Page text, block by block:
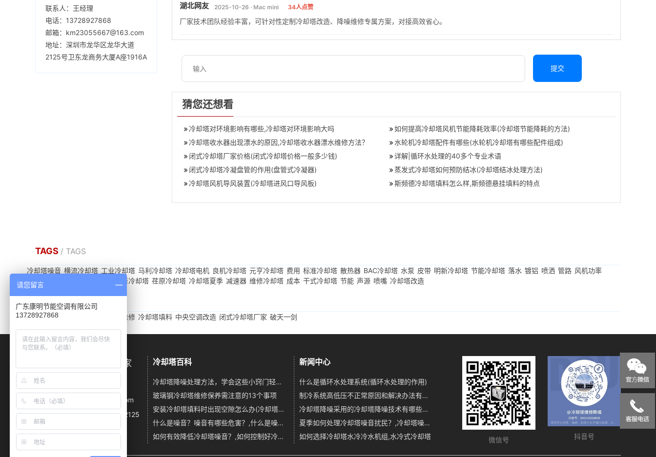
联系人：王经理
电话：13728927868
邮箱：km23055667@163.com
地址：深圳市龙华区龙华大道
2125号卫东龙商务大厦A座1916A
湖北网友 2025-10-26 · Mac mini 34人点赞
厂家技术团队经验丰富，可针对性定制冷却塔改造、降噪维修专属方案，对接高效省心。
提交
猜您还想看
冷却塔对环境影响有哪些,冷却塔对环境影响大吗
如何提高冷却塔风机节能降耗效率(冷却塔节能降耗的方法)
冷却塔收水器出现漂水的原因,冷却塔收水器漂水维修方法？
水轮机冷却塔配件有哪些(水轮机冷却塔有哪些配件组成)
闭式冷却塔厂家价格(闭式冷却塔价格一般多少钱)
详解|循环水处理的40多个专业术语
闭式冷却塔冷凝盘管的作用(盘管式冷凝器)
蒸发式冷却塔如何预防结冰(冷却塔结冰处理方法)
冷却塔风机导风装置(冷却塔进风口导风板)
斯频德冷却塔填料怎么样,斯频德悬挂填料的特点
TAGS / TAGS
冷却塔噪音 横流冷却塔 工业冷却塔 马利冷却塔 冷却塔电机 良机冷却塔 元亨冷却塔 费用 标准冷却塔 散热器 BAC冷却塔 水泵 皮带 明新冷却塔 节能冷却塔 落水 镀铝 喷洒 管路 风机功率
冷却塔注意事项
静音冷却塔 荏原冷却塔 冷却塔夏季 减速器 维修冷却塔 成本 干式冷却塔 节能 声源 喷嘴 冷却塔改造
友情链接/ LINKS
冷却塔噪音 冷却塔维修 冷却塔填料 中央空调改造 闭式冷却塔厂家 破天一剑
广东康明冷却塔降噪厂家
电话：13728927868
邮箱：km23055667@163.com
地址：深圳市龙华区龙华大道2125
号卫东龙商务大厦A座1916A
冷却塔百科
冷却塔降噪处理方法，学会这些小窍门轻松掌握,冷却塔降噪处理方法有哪些
玻璃钢冷却塔维修保养需注意的13个事项
安装冷却塔填料时出现空隙怎么办(冷却塔填料之间缝隙解决方法)
什么是噪音？噪音有哪些危害？,什么是噪音?噪音的特点
如何有效降低冷却塔噪音？,如何控制好冷却降温的速度
新闻中心
什么是循环水处理系统(循环水处理的作用)
制冷系统高低压不正常原因和解决办法有哪些
冷却塔降噪采用的冷却塔降噪技术有哪些？,冷却塔降噪用到的仪器
夏季如何处理冷却塔噪音扰民？,冷却塔噪音扰民
如何选择冷却塔水冷冷水机组,水冷式冷却塔
抖音号
微信号
请您留言
广东康明节能空调有限公司
13728927868